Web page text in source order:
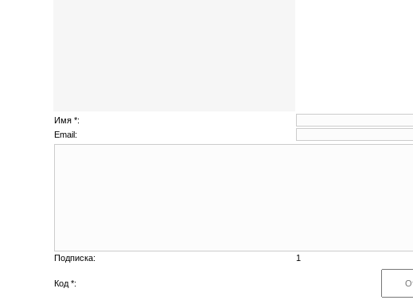
Имя *:
Email:
Подписка: 1
Код *: